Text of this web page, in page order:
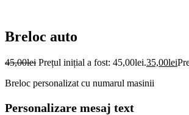
Breloc auto
45,00lei Prețul inițial a fost: 45,00lei.35,00lei
Breloc personalizat cu numarul masinii
Personalizare mesaj text